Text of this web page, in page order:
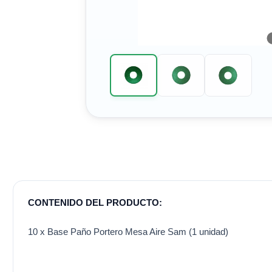
CONTENIDO DEL PRODUCTO:
10 x Base Paño Portero Mesa Aire Sam (1 unidad)